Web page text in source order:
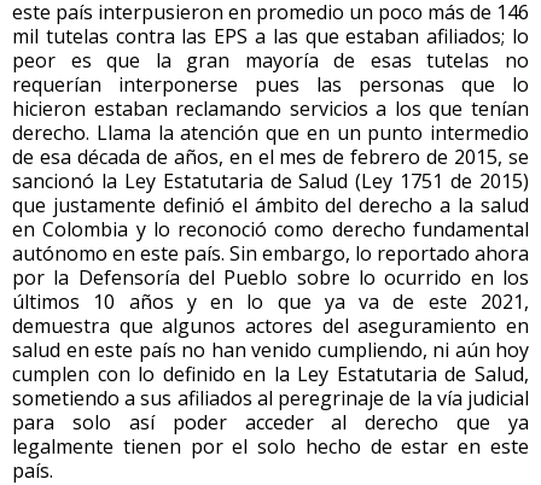
este país interpusieron en promedio un poco más de 146
mil tutelas contra las EPS a las que estaban afiliados; lo
peor es que la gran mayoría de esas tutelas no
requerían interponerse pues las personas que lo
hicieron estaban reclamando servicios a los que tenían
derecho. Llama la atención que en un punto intermedio
de esa década de años, en el mes de febrero de 2015, se
sancionó la Ley Estatutaria de Salud (Ley 1751 de 2015)
que justamente definió el ámbito del derecho a la salud
en Colombia y lo reconoció como derecho fundamental
autónomo en este país. Sin embargo, lo reportado ahora
por la Defensoría del Pueblo sobre lo ocurrido en los
últimos 10 años y en lo que ya va de este 2021,
demuestra que algunos actores del aseguramiento en
salud en este país no han venido cumpliendo, ni aún hoy
cumplen con lo definido en la Ley Estatutaria de Salud,
sometiendo a sus afiliados al peregrinaje de la vía judicial
para solo así poder acceder al derecho que ya
legalmente tienen por el solo hecho de estar en este
país.